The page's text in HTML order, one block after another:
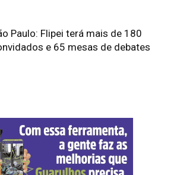
Paulo: Flipei terá mais de 180
e 65 mesas de debates